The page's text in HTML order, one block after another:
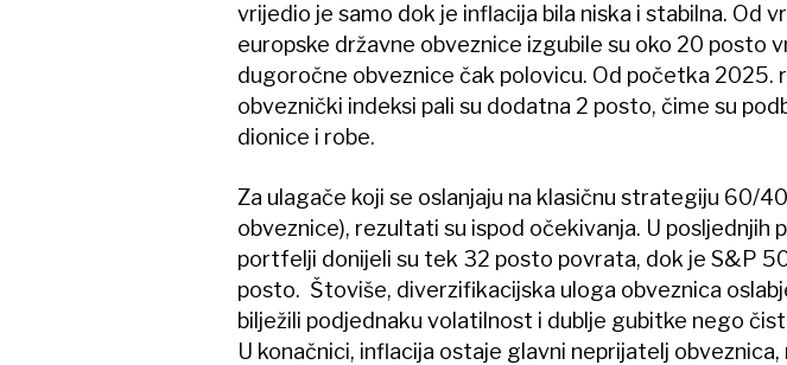
vrijedio je samo dok je inflacija bila niska i stabilna. Od
europske državne obveznice izgubile su oko 20 posto
dugoročne obveznice čak polovicu. Od početka 2025.
obveznički indeksi pali su dodatna 2 posto, čime su
dionice i robe.
Za ulagače koji se oslanjaju na klasičnu strategiju 60/
obveznice), rezultati su ispod očekivanja. U posljednjih
portfelji donijeli su tek 32 posto povrata, dok je S&P
posto. Štoviše, diverzifikacijska uloga obveznica
bilježili podjednaku volatilnost i dublje gubitke nego
U konačnici, inflacija ostaje glavni neprijatelj